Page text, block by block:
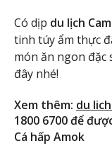
Có dịp du lịch
tinh túy ẩm thực
món ăn ngon đặc
đây nhé!
Xem thêm: du
1800 6700 để
Cá hấp Amok